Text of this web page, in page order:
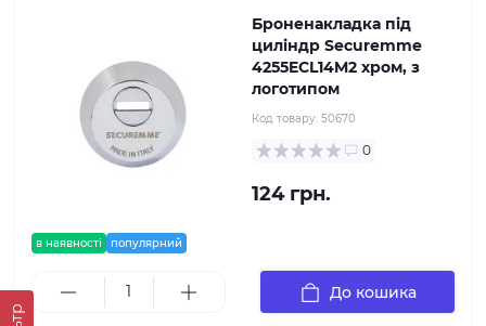
в наявності популярний
Броненакладка під
циліндр Securemme
4255ECL14M2 хром, з
логотипом
Код товару: 50670
0
124 грн.
До кошика